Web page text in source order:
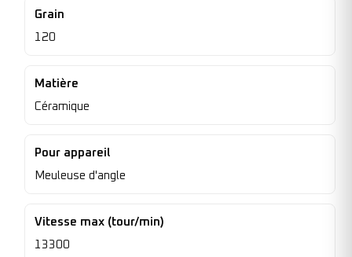
Grain
120
Matière
Céramique
Pour appareil
Meuleuse d'angle
Vitesse max (tour/min)
13300